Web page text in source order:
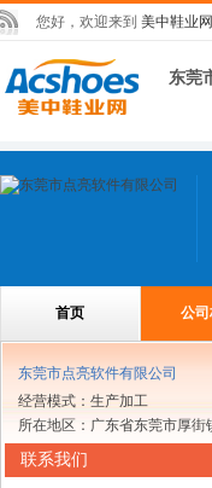
您好，欢迎来到 美中鞋业网
东莞
首页 公
东莞市点亮软件有限公司
经营模式：生产加工
所在地区：广东省东莞市厚街
联系我们